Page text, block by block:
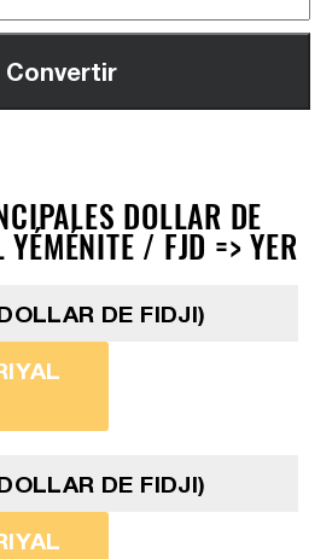
DOLLAR DE
/ FJD => YER
DE FIDJI)
DE FIDJI)